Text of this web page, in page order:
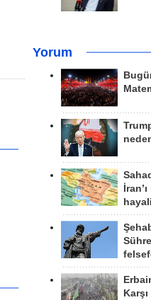
Yorum